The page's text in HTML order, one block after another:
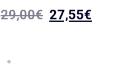
29,00€ 27,55€